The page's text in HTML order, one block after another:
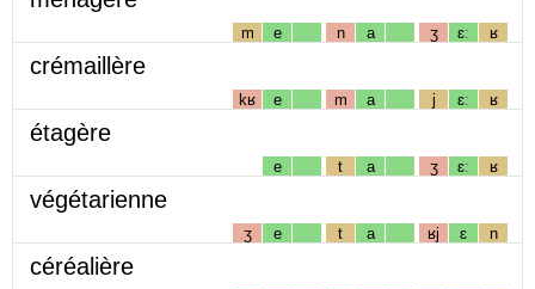
m e n a ʒ ɛː ʁ
crémaillère
kʁ e m a j ɛː ʁ
étagère
e t a ʒ ɛː ʁ
végétarienne
ʒ e t a ʁj ɛ n
céréalière